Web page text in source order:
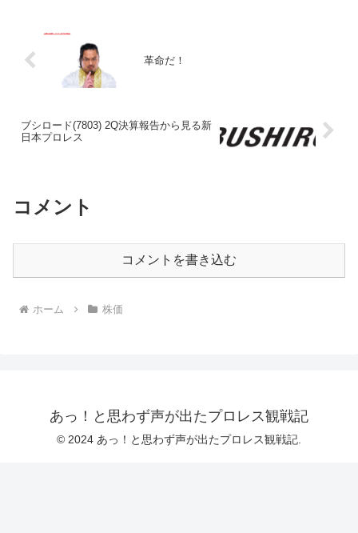
革命だ！
ブシロード(7803) 2Q決算報告から見る新
日本プロレス
コメント
コメントを書き込む
ホーム 株価
あっ！と思わず声が出たプロレス観戦記
© 2024 あっ！と思わず声が出たプロレス観戦記.